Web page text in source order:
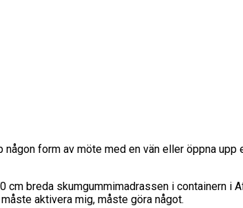
form av möte med en vän eller öppna
cm breda skumgummimadrassen i containern i
aktivera mig, måste göra något.